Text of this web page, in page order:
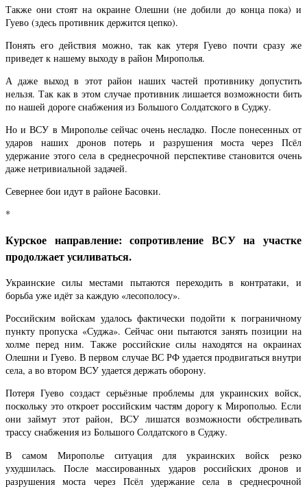
Также они стоят на окраине Олешни (не добили до конца пока) и
Гуево (здесь противник держится цепко).
Понять его действия можно, так как утеря Гуево почти сразу же
приведет к нашему выходу в район Мирополья.
А даже выход в этот район наших частей противнику допустить
нельзя. Так как в этом случае противник лишается возможности бить
по нашей дороге снабжения из Большого Солдатского в Суджу.
Но и ВСУ в Мирополье сейчас очень несладко. После понесенных от
ударов наших дронов потерь и разрушения моста через Псёл
удержание этого села в среднесрочной перспективе становится очень
даже нетривиальной задачей.
Севернее бои идут в районе Басовки.
*
Курское направление: сопротивление ВСУ на участке
продолжает усиливаться.
Украинские силы местами пытаются переходить в контратаки, и
борьба уже идёт за каждую «лесополосу».
Российским войскам удалось фактически подойти к пограничному
пункту пропуска «Суджа». Сейчас они пытаются занять позиции на
холме перед ним. Также российские силы находятся на окраинах
Олешни и Гуево. В первом случае ВС РФ удается продвигаться внутри
села, а во втором ВСУ удается держать оборону.
Потеря Гуево создаст серьёзные проблемы для украинских войск,
поскольку это откроет российским частям дорогу к Мирополью. Если
они займут этот район, ВСУ лишатся возможности обстреливать
трассу снабжения из Большого Солдатского в Суджу.
В самом Мирополье ситуация для украинских войск резко
ухудшилась. После массированных ударов российских дронов и
разрушения моста через Псёл удержание села в среднесрочной